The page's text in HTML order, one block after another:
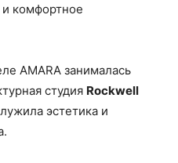
комфортное
AMARA занималась
студия Rockwell
эстетика и